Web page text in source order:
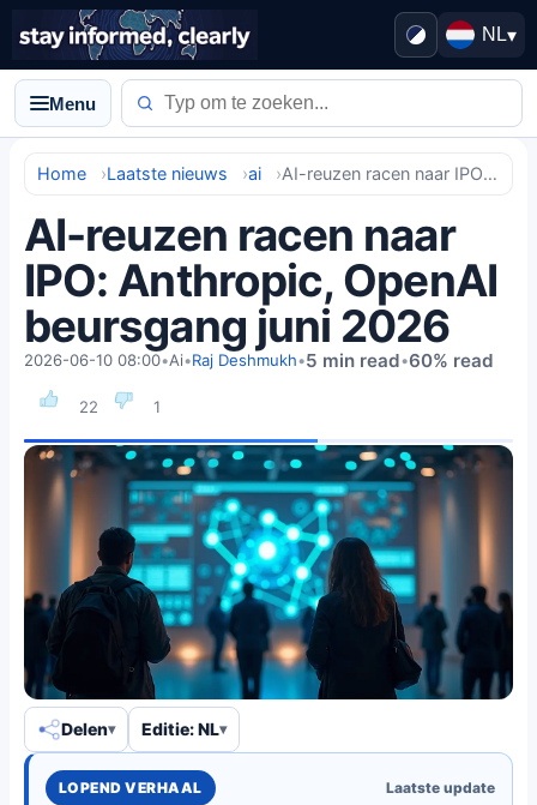
NL▾
Menu
Home Laatste nieuws ai AI-reuzen racen naar IPO: Anthropic, OpenAI beursgang juni 2026
AI-reuzen racen naar
IPO: Anthropic, OpenAI
beursgang juni 2026
22 1
2026-06-10 08:00•Ai•Raj Deshmukh•5 min read•60% read
Delen Editie: NL
LOPEND VERHAAL Laatste update